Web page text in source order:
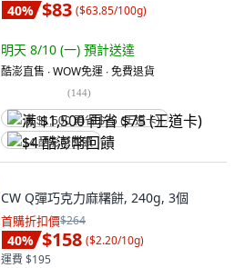
40% $83 ($63.85/100g)
明天 8/10 (一) 預計送達
酷澎直售 ∙ WOW免運 ∙ 免費退貨
(144)
满 $1,500 再省 $75 (王道卡)
$4 酷澎幣回饋
CW Q彈巧克力麻糬餅, 240g, 3個
首購折扣價$264
40% $158 ($2.20/10g)
運費 $195